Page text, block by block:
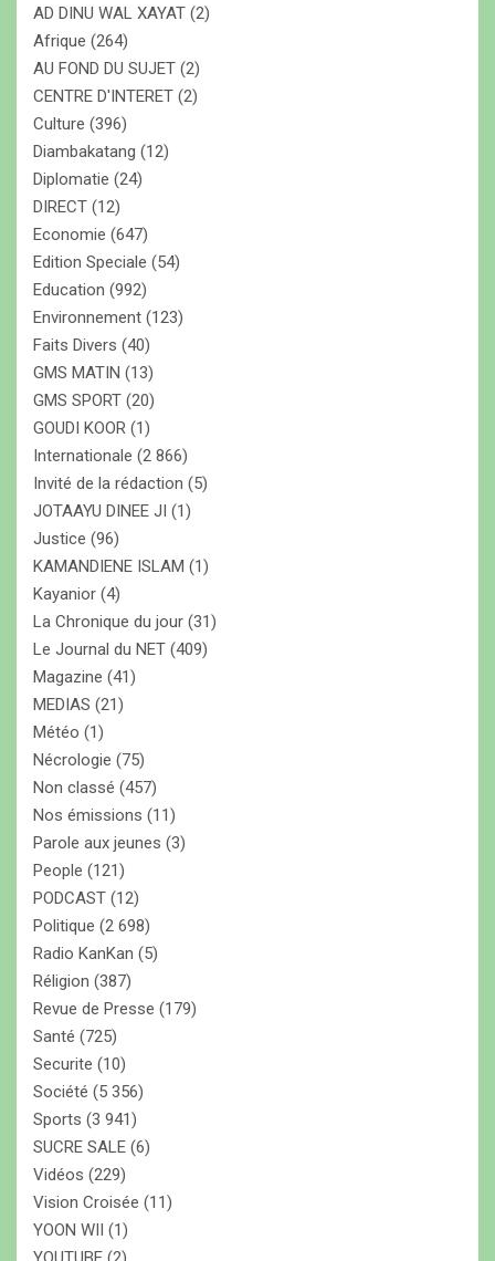
e
r
AD DINU WAL XAYAT (2)
Afrique (264)
AU FOND DU SUJET (2)
CENTRE D'INTERET (2)
Culture (396)
Diambakatang (12)
Diplomatie (24)
DIRECT (12)
Economie (647)
Edition Speciale (54)
Education (992)
Environnement (123)
Faits Divers (40)
GMS MATIN (13)
GMS SPORT (20)
GOUDI KOOR (1)
Internationale (2 866)
Invité de la rédaction (5)
JOTAAYU DINEE JI (1)
Justice (96)
KAMANDIENE ISLAM (1)
Kayanior (4)
La Chronique du jour (31)
Le Journal du NET (409)
Magazine (41)
MEDIAS (21)
Météo (1)
Nécrologie (75)
Non classé (457)
Nos émissions (11)
Parole aux jeunes (3)
People (121)
PODCAST (12)
Politique (2 698)
Radio KanKan (5)
Réligion (387)
Revue de Presse (179)
Santé (725)
Securite (10)
Société (5 356)
Sports (3 941)
SUCRE SALE (6)
Vidéos (229)
Vision Croisée (11)
YOON WII (1)